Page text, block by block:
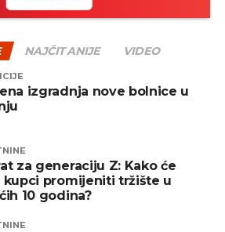
NAJČITANIJE VIDEO
izgradnja nove bolnice u
za generaciju Z: Kako će
kupci promijeniti tržište u
10 godina?